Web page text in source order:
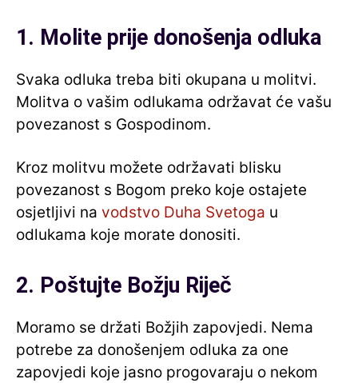
1. Molite prije donošenja odluka
Svaka odluka treba biti okupana u molitvi.
Molitva o vašim odlukama održavat će vašu
povezanost s Gospodinom.
Kroz molitvu možete održavati blisku
povezanost s Bogom preko koje ostajete
osjetljivi na vodstvo Duha Svetoga u
odlukama koje morate donositi.
2. Poštujte Božju Riječ
Moramo se držati Božjih zapovjedi. Nema
potrebe za donošenjem odluka za one
zapovjedi koje jasno progovaraju o nekom